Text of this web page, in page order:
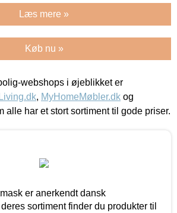
Læs mere »
Køb nu »
webshops i øjeblikket er
, MyHomeMøbler.dk og
alle har et stort sortiment til gode priser.
er anerkendt dansk
sortiment finder du produkter til